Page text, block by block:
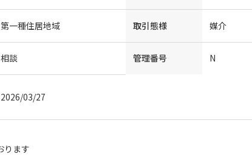
第一種住居地域 取引態様 媒介
相談 管理番号 N
2026/03/27
ります